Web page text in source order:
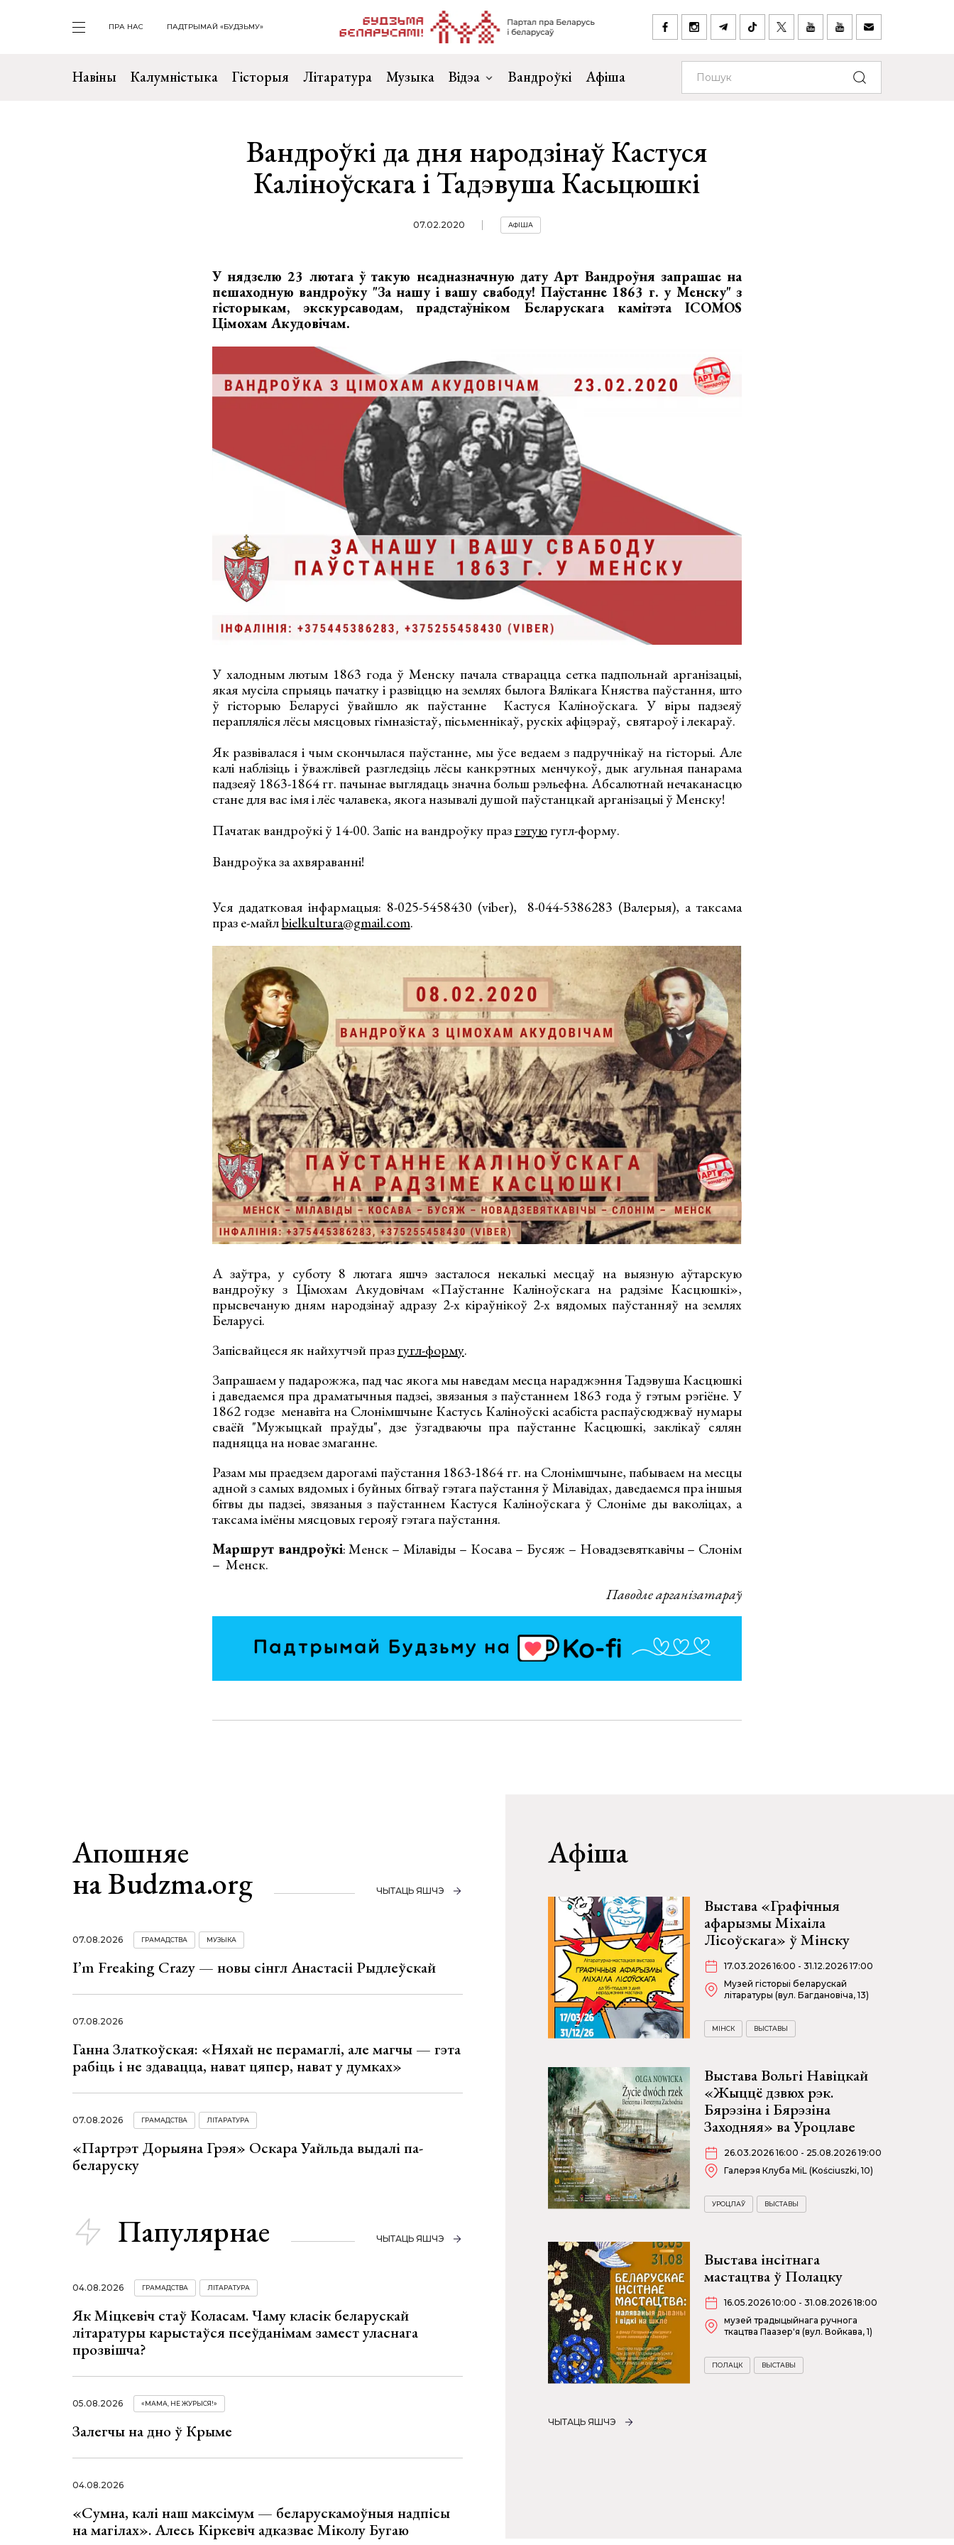
ПРА НАС ПАДТРЫМАЙ «БУДЗЬМУ»
Навіны Калумністыка Гісторыя Літаратура Музыка Відэа Вандроўкі Афіша
Вандроўкі да дня народзінаў Кастуся
Каліноўскага і Тадэвуша Касьцюшкі
07.02.2020 АФІША
У нядзелю 23 лютага ў такую неадназначную дату Арт Вандроўня запрашае на
пешаходную вандроўку "За нашу і вашу свабоду! Паўстанне 1863 г. у Менску" з
гісторыкам, экскурсаводам, прадстаўніком Беларускага камітэта ICOMОS
Цімохам Акудовічам.
У халодным лютым 1863 года ў Менску пачала стварацца сетка падпольнай арганізацыі,
якая мусіла спрыяць пачатку і развіццю на землях былога Вялікага Княства паўстання, што
ў гісторыю Беларусі ўвайшло як паўстанне Кастуся Каліноўскага. У віры падзеяў
перапляліся лёсы мясцовых гімназістаў, пісьменнікаў, рускіх афіцэраў, святароў і лекараў.
Як развівалася і чым скончылася паўстанне, мы ўсе ведаем з падручнікаў на гісторыі. Але
калі наблізіць і ўважлівей разгледзіць лёсы канкрэтных менчукоў, дык агульная панарама
падзеяў 1863-1864 гг. пачынае выглядаць значна больш рэльефна. Абсалютнай нечаканасцю
стане для вас імя і лёс чалавека, якога называлі душой паўстанцкай арганізацыі ў Менску!
Пачатак вандроўкі ў 14-00. Запіс на вандроўку празгэтуюгугл-форму.
Вандроўка за ахвяраванні!
Уся дадатковая інфармацыя: 8-025-5458430 (viber), 8-044-5386283 (Валерыя), а таксама
праз е-майлbielkultura@gmail.com.
А заўтра, у суботу 8 лютага яшчэ засталося некалькі месцаў на выязную аўтарскую
вандроўку з Цімохам Акудовічам «Паўстанне Каліноўскага на радзіме Касцюшкі»,
прысвечаную дням народзінаў адразу 2-х кіраўнікоў 2-х вядомых паўстанняў на землях
Беларусі.
Запісвайцеся як найхутчэй празгугл-форму.
Запрашаем у падарожжа, пад час якога мы наведам месца нараджэння Тадэвуша Касцюшкі
і даведаемся пра драматычныя падзеі, звязаныя з паўстаннем 1863 года ў гэтым рэгіёне. У
1862 годзе менавіта на Слонімшчыне Кастусь Каліноўскі асабіста распаўсюджваў нумары
сваёй "Мужыцкай праўды", дзе ўзгадваючы пра паўстанне Касцюшкі, заклікаў сялян
падняцца на новае змаганне.
Разам мы праедзем дарогамі паўстання 1863-1864 гг. на Слонімшчыне, пабываем на месцы
адной з самых вядомых і буйных бітваў гэтага паўстання ў Мілавідах, даведаемся пра іншыя
бітвы ды падзеі, звязаныя з паўстаннем Кастуся Каліноўскага ў Слоніме ды ваколіцах, а
таксама імёны мясцовых герояў гэтага паўстання.
Маршрут вандроўкі: Менск – Мілавіды – Косава – Бусяж – Новадзевяткавічы – Слонім
– Менск.
Паводле арганізатараў
Апошняе
на Budzma.org
ЧЫТАЦЬ ЯШЧЭ
07.08.2026 ГРАМАДСТВА МУЗЫКА
I’m Freaking Crazy — новы сінгл Анастасіі Рыдлеўскай
07.08.2026
Ганна Златкоўская: «Няхай не перамаглі, але магчы — гэта
рабіць і не здавацца, нават цяпер, нават у думках»
07.08.2026 ГРАМАДСТВА ЛІТАРАТУРА
«Партрэт Дорыяна Грэя» Оскара Уайльда выдалі па-
беларуску
Папулярнае ЧЫТАЦЬ ЯШЧЭ
04.08.2026 ГРАМАДСТВА ЛІТАРАТУРА
Як Міцкевіч стаў Коласам. Чаму класік беларускай
літаратуры карыстаўся псеўданімам замест уласнага
прозвішча?
05.08.2026 «МАМА, НЕ ЖУРЫСЯ!»
Залегчы на дно ў Крыме
04.08.2026
«Сумна, калі наш максімум — беларускамоўныя надпісы
на магілах». Алесь Кіркевіч адказвае Міколу Бугаю
Афіша
Выстава «Графічныя
афарызмы Міхаіла
Лісоўскага» ў Мінску
17.03.2026 16:00 - 31.12.2026 17:00
Музей гісторыі беларускай
літаратуры (вул. Багдановіча, 13)
МІНСК ВЫСТАВЫ
Выстава Вольгі Навіцкай
«Жыццё дзвюх рэк.
Бярэзіна і Бярэзіна
Заходняя» ва Уроцлаве
26.03.2026 16:00 - 25.08.2026 19:00
Галерэя Клуба MiL (Kościuszki, 10)
УРОЦЛАЎ ВЫСТАВЫ
Выстава інсітнага
мастацтва ў Полацку
16.05.2026 10:00 - 31.08.2026 18:00
музей традыцыйнага ручнога
ткацтва Паазер'я (вул. Войкава, 1)
ПОЛАЦК ВЫСТАВЫ
ЧЫТАЦЬ ЯШЧЭ